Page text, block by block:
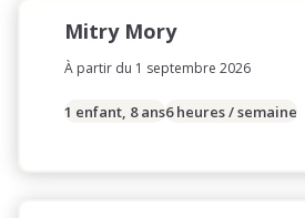
Mitry Mory
À partir du 1 septembre 2026
1 enfant, 8 ans6 heures / semaine